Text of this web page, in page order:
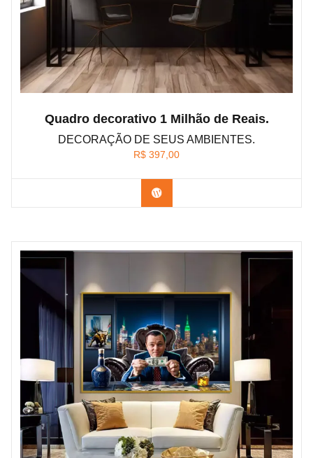
Quadro decorativo 1 Milhão de Reais.
DECORAÇÃO DE SEUS AMBIENTES.
R$ 397,00
Confira os modelos